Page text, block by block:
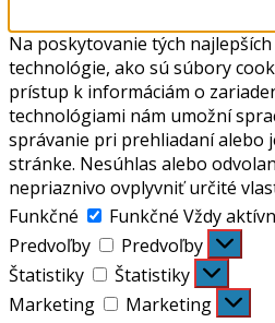
Na poskytovanie tých
technológie, ako sú súbory
prístup k informáciám o
technológiami nám umožní
správanie pri prehliadaní alebo
stránke. Nesúhlas alebo
nepriaznivo ovplyvniť určité
Funkčné
Funkčné Vždy
Predvoľby
Predvoľby
Štatistiky
Štatistiky
Marketing
Marketing